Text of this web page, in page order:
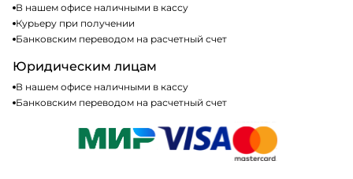
В нашем офисе наличными в кассу
Курьеру при получении
Банковским переводом на расчетный счет
Юридическим лицам
В нашем офисе наличными в кассу
Банковским переводом на расчетный счет